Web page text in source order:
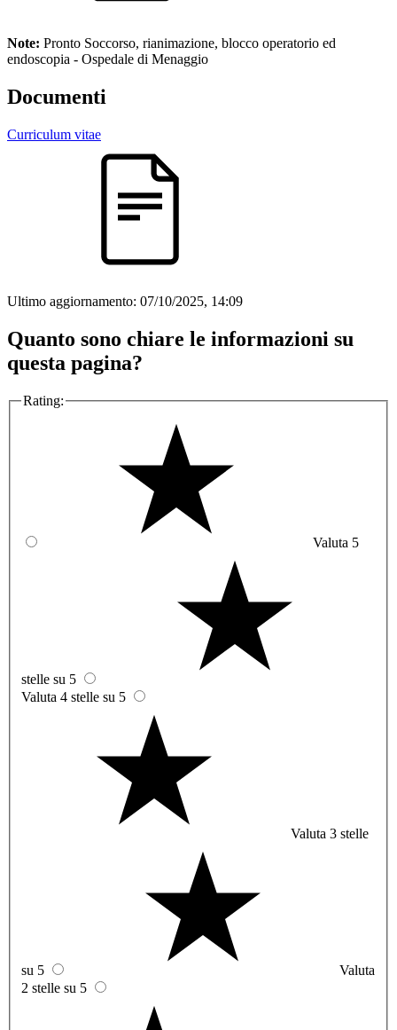
Note: Pronto Soccorso, rianimazione, blocco operatorio ed
endoscopia - Ospedale di Menaggio
Documenti
Curriculum vitae
Ultimo aggiornamento: 07/10/2025, 14:09
Quanto sono chiare le informazioni su
questa pagina?
Rating:
Valuta 5
stelle su 5
Valuta 4 stelle su 5
Valuta 3 stelle
su 5
Valuta
2 stelle su 5